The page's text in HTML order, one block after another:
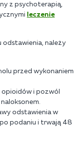
z psychoterapią,
leczenie
odstawienia, należy
przed wykonaniem
opioidów i pozwól
odstawienia w
podaniu i trwają 48